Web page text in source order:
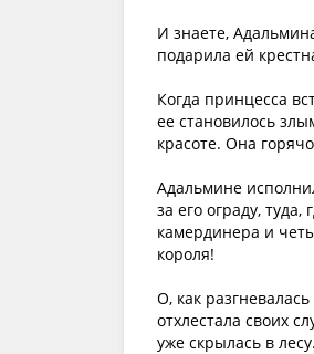
И знаете,
подарила ей
Когда принцесса
ее становилось
красоте. Она
Адальмине
за его ограду,
камердинера и
короля!
О, как
отхлестала своих
уже скрылась в лесу.